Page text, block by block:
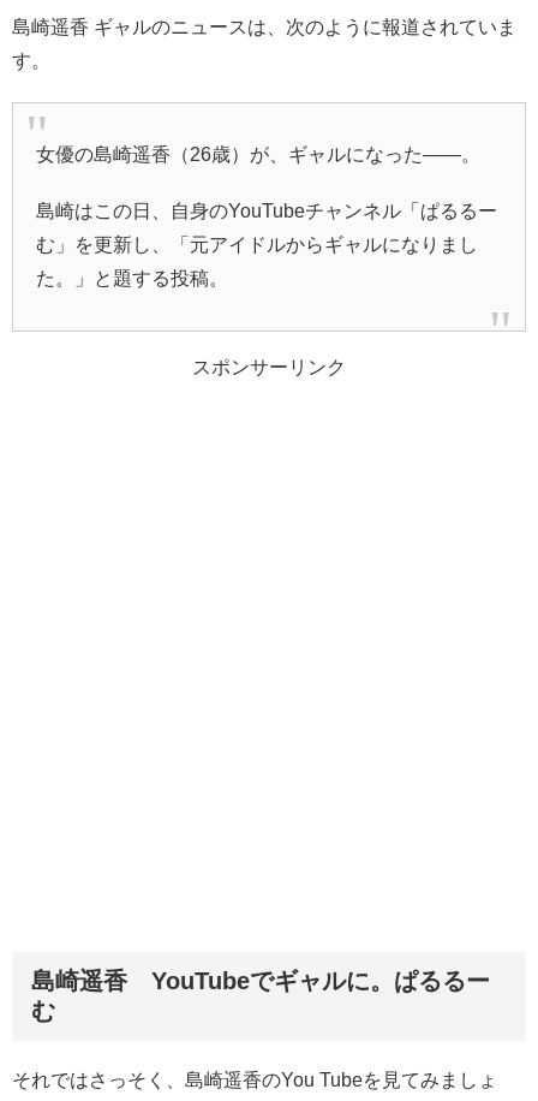
島崎遥香 ギャルのニュースは、次のように報道されていま
す。
女優の島崎遥香（26歳）が、ギャルになった――。
島崎はこの日、自身のYouTubeチャンネル「ぱるるー
む」を更新し、「元アイドルからギャルになりまし
た。」と題する投稿。
スポンサーリンク
島崎遥香 YouTubeでギャルに。ぱるるー
む
それではさっそく、島崎遥香のYou Tubeを見てみましょ